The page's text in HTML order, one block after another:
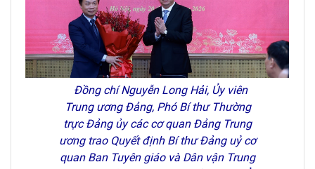
Đồng chí Nguyễn Long Hải, Ủy viên
Trung ương Đảng, Phó Bí thư Thường
trực Đảng ủy các cơ quan Đảng Trung
ương trao Quyết định Bí thư Đảng uỷ cơ
quan Ban Tuyên giáo và Dân vận Trung